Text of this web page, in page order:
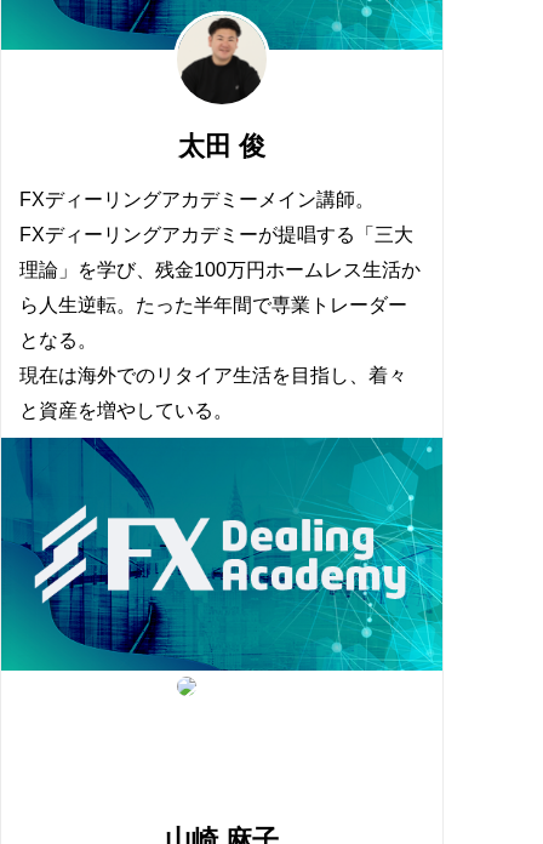
太田 俊
FXディーリングアカデミーメイン講師。
FXディーリングアカデミーが提唱する「三大
理論」を学び、残金100万円ホームレス生活か
ら人生逆転。たった半年間で専業トレーダー
となる。
現在は海外でのリタイア生活を目指し、着々
と資産を増やしている。